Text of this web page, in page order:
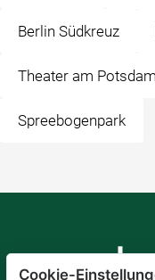
Berlin Südkreuz
Theater am
Spreebogenpark
Cookie-